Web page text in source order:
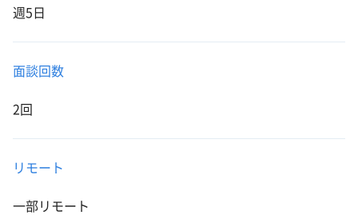
週5日
面談回数
2回
リモート
一部リモート